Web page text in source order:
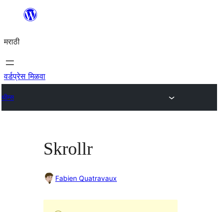
सामुग्रीवर
मराठी
वर्डप्रेस मिळवा
थीम्स
Skrollr
Fabien Quatravaux